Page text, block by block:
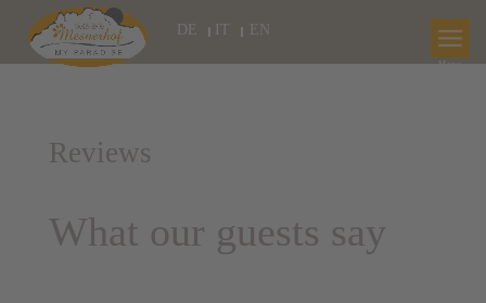
DE EN
Reviews
What our guests say